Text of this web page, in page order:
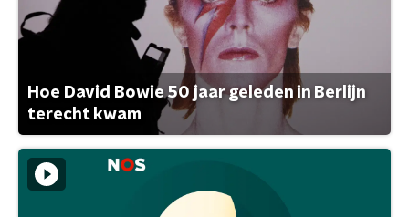
Hoe David Bowie 50 jaar geleden in Berlijn
terecht kwam